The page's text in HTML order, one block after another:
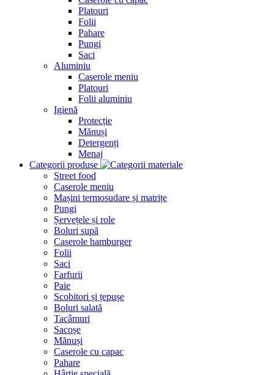
Platouri
Folii
Pahare
Pungi
Saci
Aluminiu
Caserole meniu
Platouri
Folii aluminiu
Igienă
Protecție
Mănuși
Detergenți
Menaj
Categorii produse
Street food
Caserole meniu
Mașini termosudare și matrițe
Pungi
Șervețele și role
Boluri supă
Caserole hamburger
Folii
Saci
Farfurii
Paie
Scobitori și țepușe
Boluri salată
Tacâmuri
Sacoșe
Mănuși
Caserole cu capac
Pahare